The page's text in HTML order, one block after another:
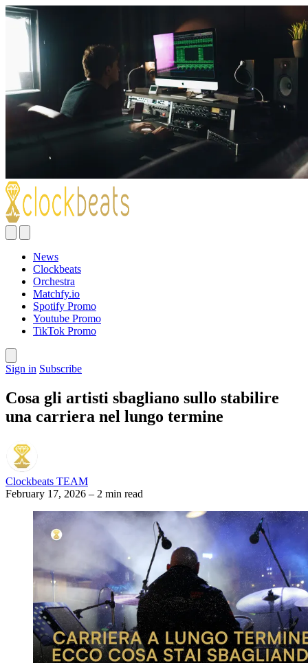
News
Clockbeats
Orchestra
Matchfy.io
Spotify Promo
Youtube Promo
TikTok Promo
Sign in Subscribe
Cosa gli artisti sbagliano sullo stabilire
una carriera nel lungo termine
Clockbeats TEAM
February 17, 2026 – 2 min read